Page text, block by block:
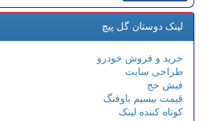
لینک دوستان گل پیچ
خرید و فروش خودرو
طراحی سایت
فیش حج
قیمت بیسیم باوفنگ
کوتاه کننده لینک